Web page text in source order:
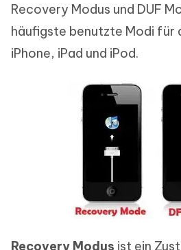
Recovery Modus und DUF
häufigste benutzte Modi für
iPhone, iPad und iPod.
Recovery Modus ist ein